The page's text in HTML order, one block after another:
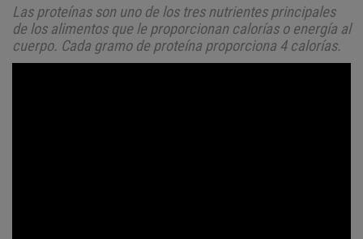
Las proteínas son uno de los tres nutrientes principales
de los alimentos que le proporcionan calorías o energía al
cuerpo. Cada gramo de proteína proporciona 4 calorías.